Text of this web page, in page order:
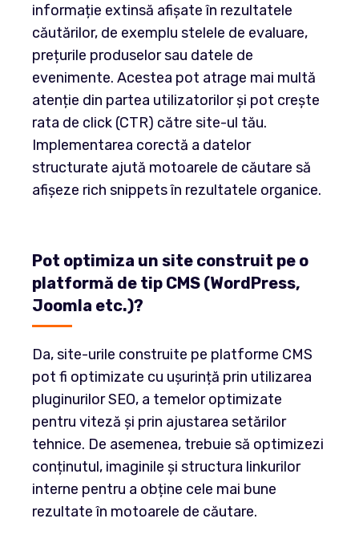
informație extinsă afișate în rezultatele
căutărilor, de exemplu stelele de evaluare,
prețurile produselor sau datele de
evenimente. Acestea pot atrage mai multă
atenție din partea utilizatorilor și pot crește
rata de click (CTR) către site-ul tău.
Implementarea corectă a datelor
structurate ajută motoarele de căutare să
afișeze rich snippets în rezultatele organice.
Pot optimiza un site construit pe o
platformă de tip CMS (WordPress,
Joomla etc.)?
Da, site-urile construite pe platforme CMS
pot fi optimizate cu ușurință prin utilizarea
pluginurilor SEO, a temelor optimizate
pentru viteză și prin ajustarea setărilor
tehnice. De asemenea, trebuie să optimizezi
conținutul, imaginile și structura linkurilor
interne pentru a obține cele mai bune
rezultate în motoarele de căutare.